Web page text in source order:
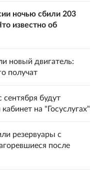
ночью сбили 203
известно об
новый двигатель:
получат
будут
на "Госуслугах"
резервуары с
после